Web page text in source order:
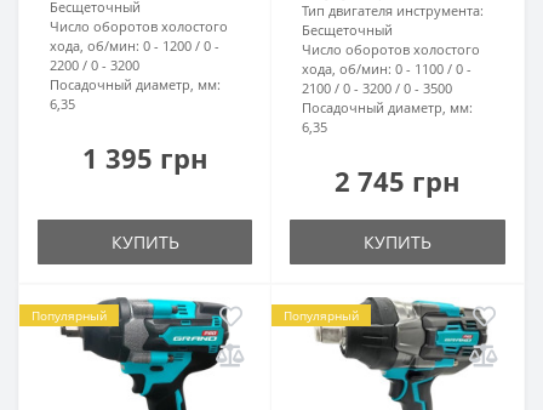
Бесщеточный
Число оборотов холостого
хода, об/мин: 0 - 1200 / 0 -
2200 / 0 - 3200
Посадочный диаметр, мм:
6,35
1 395 грн
КУПИТЬ
Тип двигателя инструмента:
Бесщеточный
Число оборотов холостого
хода, об/мин: 0 - 1100 / 0 -
2100 / 0 - 3200 / 0 - 3500
Посадочный диаметр, мм:
6,35
2 745 грн
КУПИТЬ
Популярный Популярный